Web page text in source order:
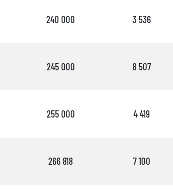
240 000 3 536
245 000 8 507
255 000 4 419
266 818 7 100